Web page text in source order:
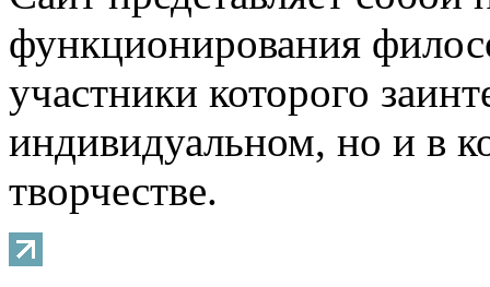
функционирования
участники которого
индивидуальном, но и в
творчестве.